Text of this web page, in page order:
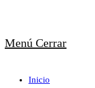
Menú Cerrar
Inicio